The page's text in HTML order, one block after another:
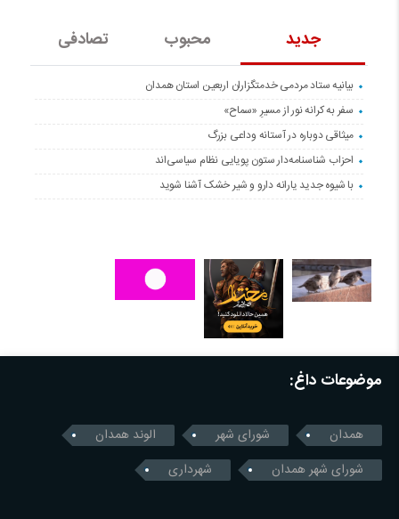
جدید محبوب تصادفی
بیانیه ستاد مردمی خدمتگزاران اربعین استان همدان
سفر به کرانه‌ نور از مسیرِ «سماح»
میثاقی دوباره در آستانه‌ وداعی بزرگ
احزاب شناسنامه‌دار ستون پویایی نظام سیاسی‌اند
با شیوه جدید یارانه دارو و شیر خشک آشنا شوید
موضوعات داغ:
همدان شورای شهر
الوند همدان
شورای شهر همدان
شهرداری